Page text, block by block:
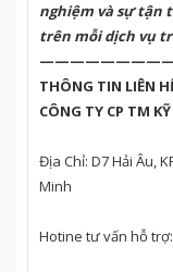
nghiệm và sự tận
trên mỗi dịch vụ
THÔNG TIN LIÊN
CÔNG TY CP TM
Địa Chỉ: D7 Hải Âu,
Minh
Hotine tư vấn hỗ trợ: